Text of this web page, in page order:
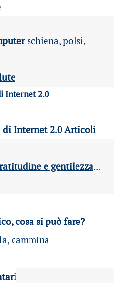
schiena, polsi,
di Internet 2.0 Articoli
e gentilezza...
cosa si può fare?
cammina